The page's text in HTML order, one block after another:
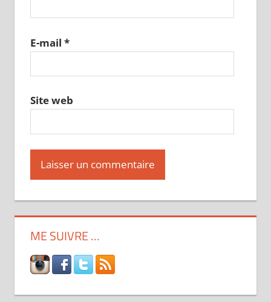
E-mail *
Site web
ME SUIVRE …